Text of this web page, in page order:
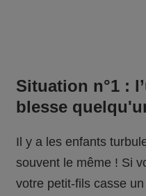
Situation n°1 :
blesse
Il y a les enfants
souvent le même ! Si
votre petit-fils casse